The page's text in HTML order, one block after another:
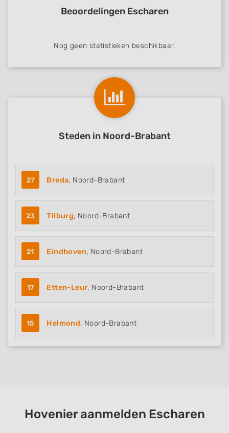
Beoordelingen Escharen
Nog geen statistieken beschikbaar.
Steden in Noord-Brabant
27 Breda, Noord-Brabant
23 Tilburg, Noord-Brabant
21 Eindhoven, Noord-Brabant
17 Etten-Leur, Noord-Brabant
15 Helmond, Noord-Brabant
Hovenier aanmelden Escharen